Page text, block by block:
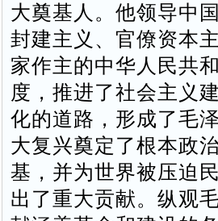
大奠基人。他领导中
封建主义、官僚资本
家作主的中华人民共
度，推进了社会主义
化的道路，形成了毛
大复兴奠定了根本政
基，并为世界被压迫
出了重大贡献。纵观